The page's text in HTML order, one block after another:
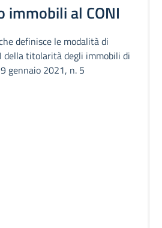
immobili al CONI
definisce le modalità di
della titolarità degli immobili di
gennaio 2021, n. 5